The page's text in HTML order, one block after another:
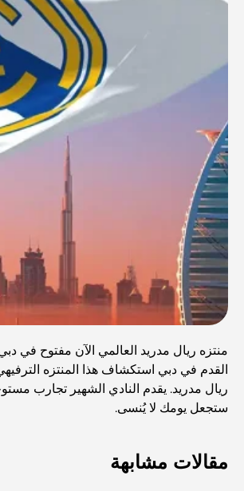
منتزه ريال مدريد العالمي الآن مفتوح في
القدم في دبي استكشاف هذا المنتزه
ريال مدريد. يقدم النادي الشهير تجارب
ستجعل يومك لا يُنسى.
مقالات مشابهة